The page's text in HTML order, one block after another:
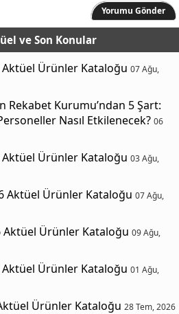
Yorumu Gönder
ve Son Konular
Ürünler Kataloğu 07 Ağu,
Rekabet Kurumu’ndan 5 Şart:
Nasıl Etkilenecek? 06
Ürünler Kataloğu 03 Ağu,
Aktüel Ürünler Kataloğu 07 Ağu,
Aktüel Ürünler Kataloğu 09 Ağu,
Ürünler Kataloğu 01 Ağu,
Ürünler Kataloğu 28 Tem, 2026